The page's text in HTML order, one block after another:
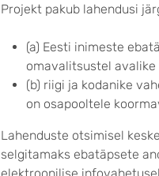
Projekt pakub lahendusi
(a) Eesti inimeste
omavalitsustel
(b) riigi ja kodanike
on osapooltele
Lahenduste otsimisel
selgitamaks ebatäpsete